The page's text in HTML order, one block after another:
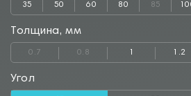
35 50 60 80 85
Толщина, мм
0.7 0.8 1.2
Угол